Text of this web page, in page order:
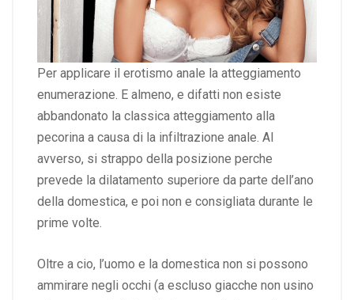
Per applicare il erotismo anale la atteggiamento
enumerazione. E almeno, e difatti non esiste
abbandonato la classica atteggiamento alla
pecorina a causa di la infiltrazione anale. Al
avverso, si strappo della posizione perche
prevede la dilatamento superiore da parte dell’ano
della domestica, e poi non e consigliata durante le
prime volte.
Oltre a cio, l’uomo e la domestica non si possono
ammirare negli occhi (a escluso giacche non usino